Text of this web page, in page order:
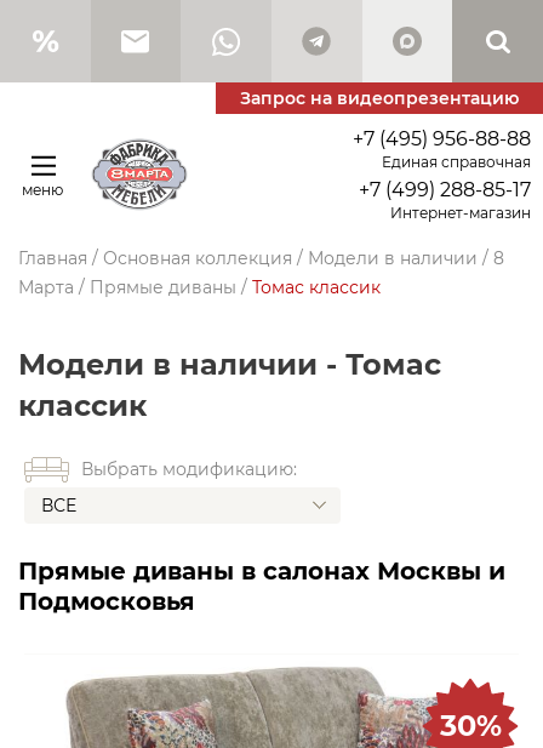
Запрос на видеопрезентацию
меню
+7 (495) 956-88-88
Единая справочная
+7 (499) 288-85-17
Интернет-магазин
Главная / Основная коллекция / Модели в наличии / 8
Марта / Прямые диваны / Томас классик
Модели в наличии - Томас
классик
Выбрать модификацию:
ВСЕ
Прямые диваны в салонах Москвы и
Подмосковья
30%